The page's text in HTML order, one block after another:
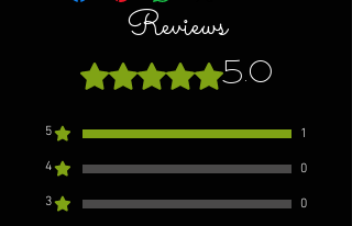
Reviews
Rated 5 out of 5 stars.5.0
5 1
4 0
3 0